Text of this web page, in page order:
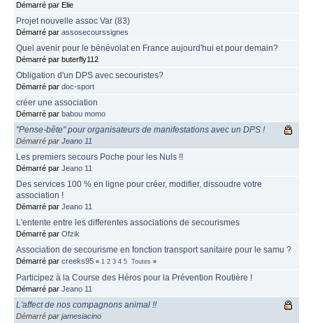
Démarré par Elie
Projet nouvelle assoc Var (83)
Démarré par assosecourssignes
Quel avenir pour le bénévolat en France aujourd'hui et pour demain?
Démarré par buterfly112
Obligation d'un DPS avec secouristes?
Démarré par doc-sport
créer une association
Démarré par babou momo
"Pense-bête" pour organisateurs de manifestations avec un DPS !
Démarré par Jeano 11
Les premiers secours Poche pour les Nuls !!
Démarré par Jeano 11
Des services 100 % en ligne pour créer, modifier, dissoudre votre
association !
Démarré par Jeano 11
L'entente entre les differentes associations de secourismes
Démarré par Ofzik
Association de secourisme en fonction transport sanitaire pour le samu ?
Démarré par creeks95 « 1 2 3 4 5 Toutes »
Participez à la Course des Héros pour la Prévention Routière !
Démarré par Jeano 11
L'affect de nos compagnons animal !!
Démarré par jamesiacino